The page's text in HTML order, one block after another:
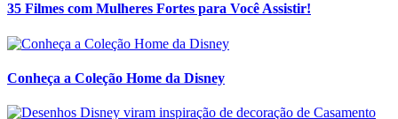
35 Filmes com Mulheres Fortes para Você Assistir!
Conheça a Coleção Home da Disney